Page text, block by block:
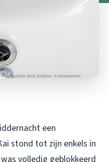
een
stond tot zijn enkels in
volledig geblokkeerd